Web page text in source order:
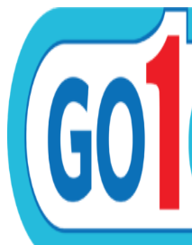
nội
dung
Menu
Quantity
Scroll
Up